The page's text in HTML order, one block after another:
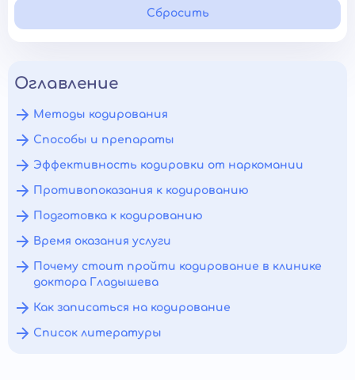
Сбросить
Оглавление
Методы кодирования
Способы и препараты
Эффективность кодировки от наркомании
Противопоказания к кодированию
Подготовка к кодированию
Время оказания услуги
Почему стоит пройти кодирование в клинике
доктора Гладышева
Как записаться на кодирование
Список литературы